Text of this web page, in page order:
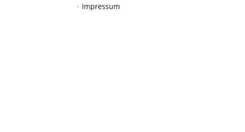
Impressum